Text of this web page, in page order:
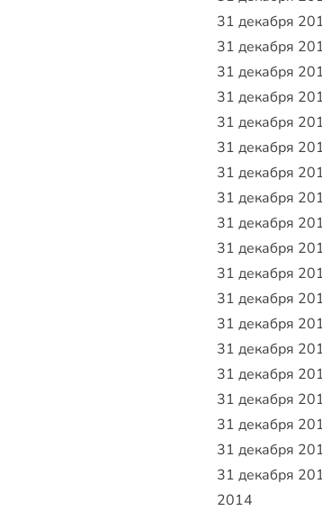
31 декабря
31 декабря
31 декабря
31 декабря
31 декабря
31 декабря
31 декабря
31 декабря
31 декабря
31 декабря
31 декабря
31 декабря
31 декабря
31 декабря
31 декабря
31 декабря
31 декабря
31 декабря
31 декабря
2014